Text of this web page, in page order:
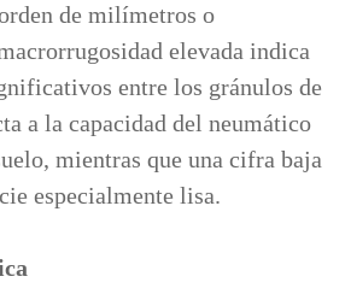
de milímetros o
elevada indica
entre los gránulos de
a la capacidad del neumático
mientras que una cifra baja
especialmente lisa.